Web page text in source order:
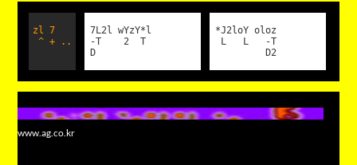
zl 7
^ + ..
7L2l wYzY*l
-T 2 T
D
*J2loY oloz
L L -T
D2
www.ag.co.kr